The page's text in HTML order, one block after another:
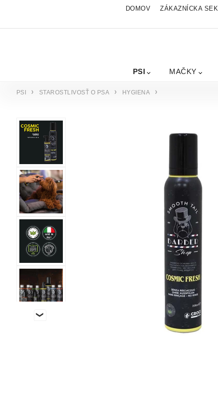
DOMOV ZÁKAZNÍCKA
PSI MAČKY
PSI STAROSTLIVOSŤ O PSA HYGIENA